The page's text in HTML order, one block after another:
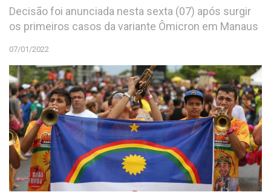
Decisão foi anunciada nesta sexta (07) após surgir
os primeiros casos da variante Ômicron em Manaus
07/01/2022